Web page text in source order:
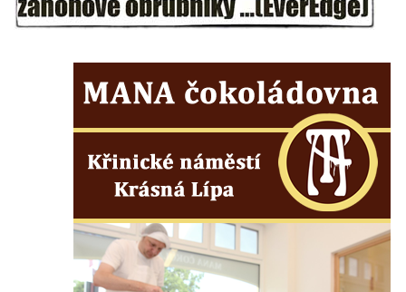
Pomník obětem válek na hřbitově v Dobříni
Pamětní deska Giuseppe Capella na
Kenotaf Emila Miksche na hřbitově v Lužici
Kenotaf Antonína Krause na hřbitově v
Pomník vojákům Rudé armády na hřbitově
v Kozlech
Pamětní deska pochodu smrti v Saupsdorfu